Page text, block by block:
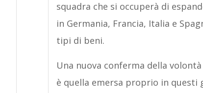
squadra che si occuperà di
in Germania, Francia, Italia e
tipi di beni.
Una nuova conferma della
è quella emersa proprio in questi